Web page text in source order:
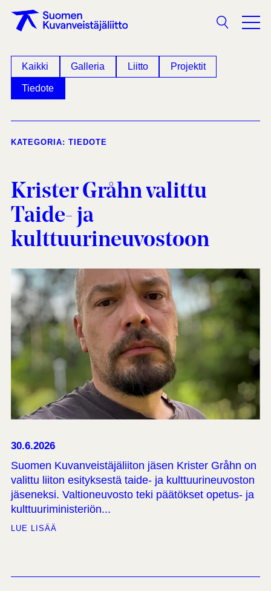
Haku
Kaikki Galleria Liitto Projektit
Tiedote
KATEGORIA: TIEDOTE
Krister Gråhn valittu
Taide- ja
kulttuurineuvostoon
30.6.2026
Suomen Kuvanveistäjäliiton jäsen Krister Gråhn on
valittu liiton esityksestä taide- ja kulttuurineuvoston
jäseneksi. Valtioneuvosto teki päätökset opetus- ja
kulttuuriministeriön...
LUE LISÄÄ